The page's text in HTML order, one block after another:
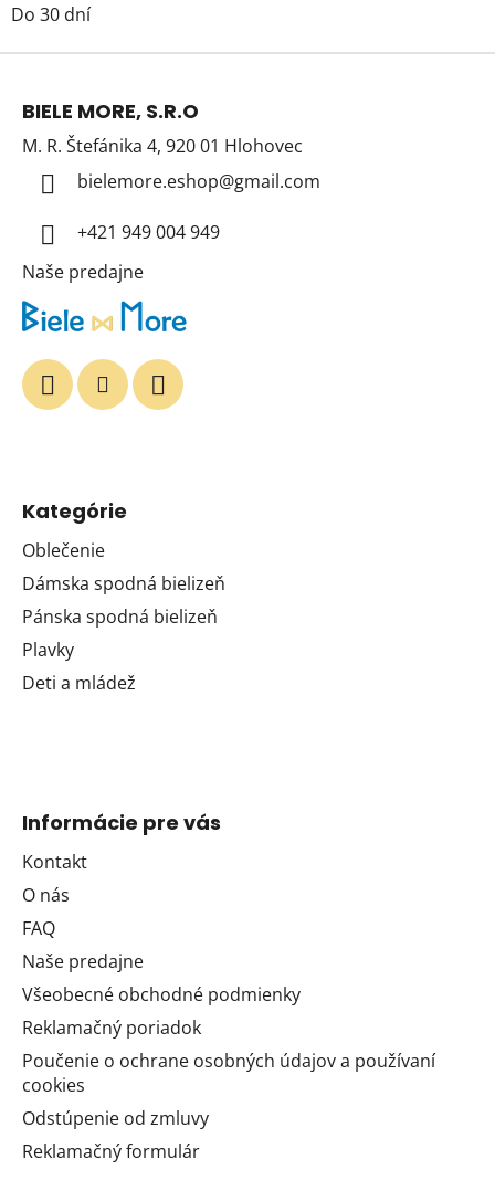
Do 30 dní
Z
BIELE MORE, S.R.O
M. R. Štefánika 4, 920 01 Hlohovec
bielemore.eshop@gmail.com
+421 949 004 949
Naše predajne
Kategórie
Oblečenie
Dámska spodná bielizeň
Pánska spodná bielizeň
Plavky
Deti a mládež
Informácie pre vás
Kontakt
O nás
FAQ
Naše predajne
Všeobecné obchodné podmienky
Reklamačný poriadok
Poučenie o ochrane osobných údajov a používaní
cookies
Odstúpenie od zmluvy
Reklamačný formulár